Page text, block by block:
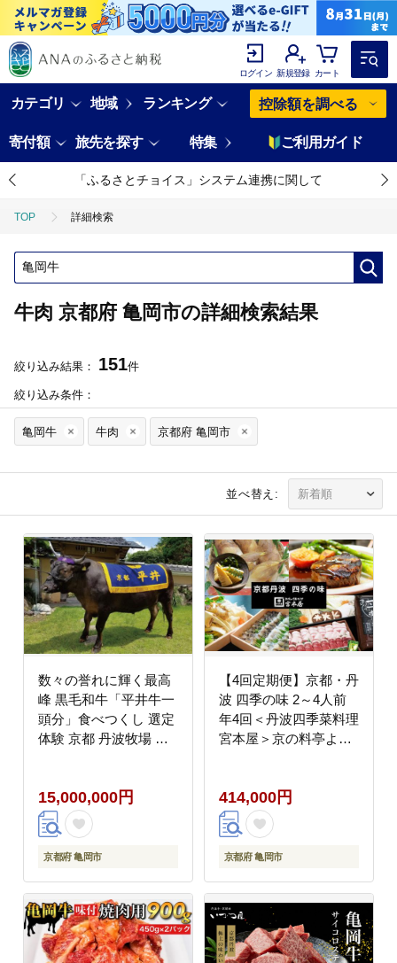
ログイン 新規登録 カート
カテゴリ 地域 ランキング 控除額を調べる
寄付額 旅先を探す 特集 ご利用ガイド
「ふるさとチョイス」システム連携に関して
TOP 詳細検索
牛肉 京都府 亀岡市の詳細検索結果
絞り込み結果： 151件
絞り込み条件：
亀岡牛 牛肉 京都府 亀岡市
並べ替え:
数々の誉れに輝く最高
峰 黒毛和牛「平井牛一
頭分」食べつくし 選定
体験 京都 丹波牧場 自
焼き ステーキ しゃぶし
ゃぶ≫※離島への配送
不可
15,000,000円
京都府 亀岡市
【4回定期便】京都・丹
波 四季の味 2～4人前
年4回＜丹波四季菜料理
宮本屋＞京の料亭より
松茸・ぼたん鍋】《た
けのこ 牛肉 鱧 ハモ 猪
肉 ボタン 京野菜》
414,000円
京都府 亀岡市